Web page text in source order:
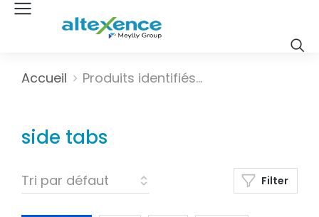
Vous êtes ici :
Accueil Produits identifiés…
side tabs
Filter